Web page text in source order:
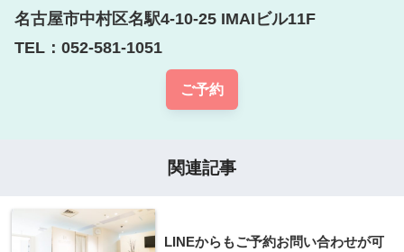
名古屋市中村区名駅4-10-25 IMAIビル11F
TEL：052-581-1051
ご予約
関連記事
LINEからもご予約お問い合わせが可